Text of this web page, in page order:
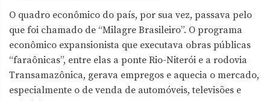
O quadro econômico do país, por sua vez, passava pelo
que foi chamado de “Milagre Brasileiro”. O programa
econômico expansionista que executava obras públicas
“faraônicas”, entre elas a ponte Rio-Niterói e a rodovia
Transamazônica, gerava empregos e aquecia o mercado,
especialmente o de venda de automóveis, televisões e